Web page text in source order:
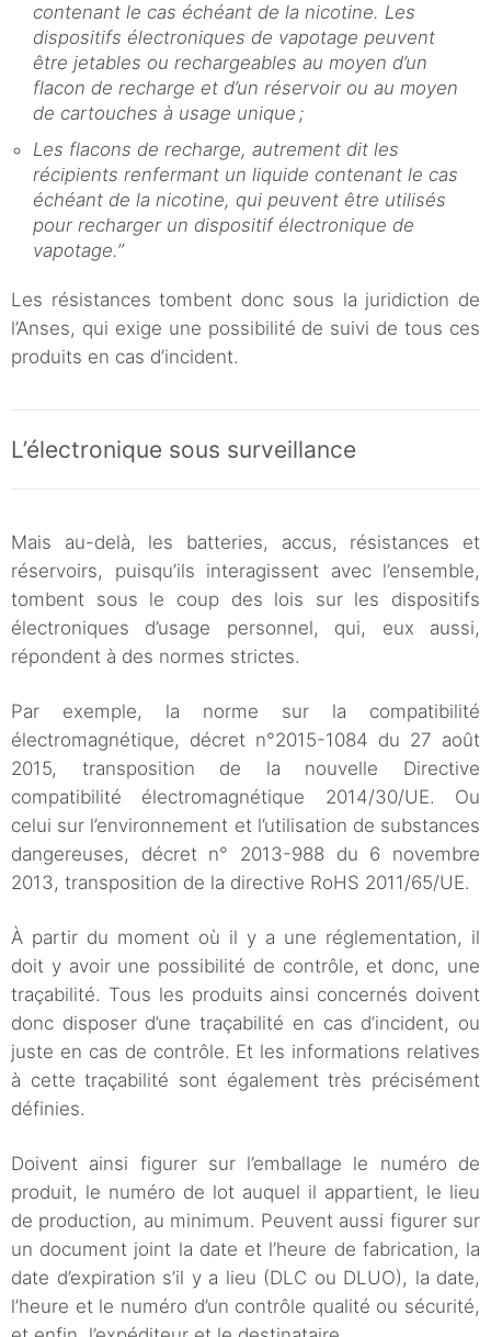
contenant le cas échéant de la nicotine. Les
dispositifs électroniques de vapotage peuvent
être jetables ou rechargeables au moyen d’un
flacon de recharge et d’un réservoir ou au moyen
de cartouches à usage unique ;
Les flacons de recharge, autrement dit les
récipients renfermant un liquide contenant le cas
échéant de la nicotine, qui peuvent être utilisés
pour recharger un dispositif électronique de
vapotage.”
Les résistances tombent donc sous la juridiction de
l’Anses, qui exige une possibilité de suivi de tous ces
produits en cas d’incident.
L’électronique sous surveillance
Mais au-delà, les batteries, accus, résistances et
réservoirs, puisqu’ils interagissent avec l’ensemble,
tombent sous le coup des lois sur les dispositifs
électroniques d’usage personnel, qui, eux aussi,
répondent à des normes strictes.
Par exemple, la norme sur la compatibilité
électromagnétique, décret n°2015-1084 du 27 août
2015, transposition de la nouvelle Directive
compatibilité électromagnétique 2014/30/UE. Ou
celui sur l’environnement et l’utilisation de substances
dangereuses, décret n° 2013-988 du 6 novembre
2013, transposition de la directive RoHS 2011/65/UE.
À partir du moment où il y a une réglementation, il
doit y avoir une possibilité de contrôle, et donc, une
traçabilité. Tous les produits ainsi concernés doivent
donc disposer d’une traçabilité en cas d’incident, ou
juste en cas de contrôle. Et les informations relatives
à cette traçabilité sont également très précisément
définies.
Doivent ainsi figurer sur l’emballage le numéro de
produit, le numéro de lot auquel il appartient, le lieu
de production, au minimum. Peuvent aussi figurer sur
un document joint la date et l’heure de fabrication, la
date d’expiration s’il y a lieu (DLC ou DLUO), la date,
l’heure et le numéro d’un contrôle qualité ou sécurité,